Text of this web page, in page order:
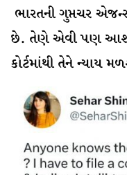
ભારતની ગુપ્તચર
છે. તેણે એવી પણ આશા
કોર્ટમાંથી તેને ન્યાય